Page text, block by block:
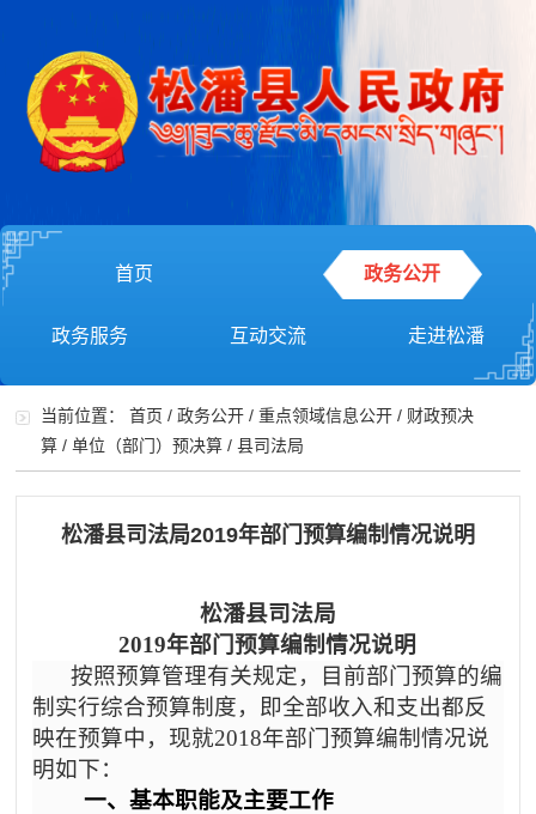
首页 政务公开
政务服务 互动交流 走进松潘
当前位置：首页 /政务公开 /重点领域信息公开 / 财政预决
算 /单位（部门）预决算 /县司法局
松潘县司法局2019年部门预算编制情况说明
松潘县司法局
2019年部门预算编制情况说明
按照预算管理有关规定，目前部门预算的编
制实行综合预算制度，即全部收入和支出都反
映在预算中，现就2018年部门预算编制情况说
明如下：
一、基本职能及主要工作